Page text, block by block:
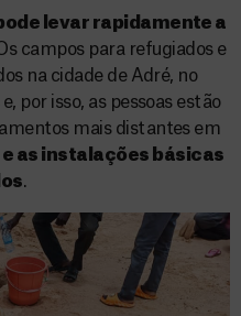
levar rapidamente a
campos para refugiados e
na cidade de Adré, no
por isso, as pessoas estão
mais distantes em
as instalações básicas
s.